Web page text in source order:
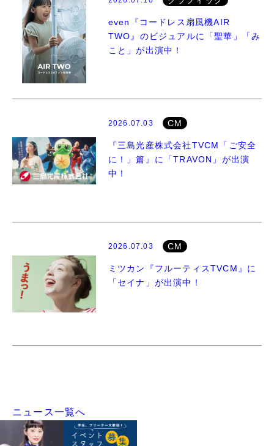
even『コードレス扇風機AIR
TWO』のビジュアルに「聖華」「み
こと」が出演中！
2026.07.03 CM
『三島光産株式会社TVCM「ご安全
に！」篇』に「TRAVON」が出演
中！
2026.07.03 CM
ミツカン『フルーティスTVCM』に
「セイナ」が出演中！
ニュース一覧へ